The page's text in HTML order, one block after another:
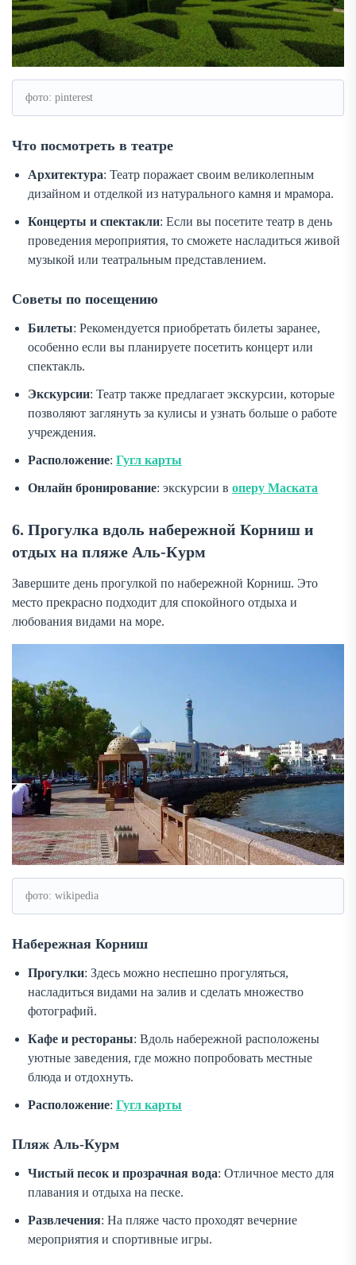
фото: pinterest
Что посмотреть в театре
Архитектура: Театр поражает своим великолепным
дизайном и отделкой из натурального камня и мрамора.
Концерты и спектакли: Если вы посетите театр в день
проведения мероприятия, то сможете насладиться живой
музыкой или театральным представлением.
Советы по посещению
Билеты: Рекомендуется приобретать билеты заранее,
особенно если вы планируете посетить концерт или
спектакль.
Экскурсии: Театр также предлагает экскурсии, которые
позволяют заглянуть за кулисы и узнать больше о работе
учреждения.
Расположение: Гугл карты
Онлайн бронирование: экскурсии в оперу Маската
6. Прогулка вдоль набережной Корниш и
отдых на пляже Аль-Курм
Завершите день прогулкой по набережной Корниш. Это
место прекрасно подходит для спокойного отдыха и
любования видами на море.
фото: wikipedia
Набережная Корниш
Прогулки: Здесь можно неспешно прогуляться,
насладиться видами на залив и сделать множество
фотографий.
Кафе и рестораны: Вдоль набережной расположены
уютные заведения, где можно попробовать местные
блюда и отдохнуть.
Расположение: Гугл карты
Пляж Аль-Курм
Чистый песок и прозрачная вода: Отличное место для
плавания и отдыха на песке.
Развлечения: На пляже часто проходят вечерние
мероприятия и спортивные игры.